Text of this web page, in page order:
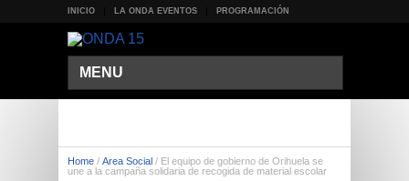
INICIO LA ONDA EVENTOS PROGRAMACIÓN
MENU
Home / Área Social / El equipo de gobierno de Orihuela se
une a la campaña solidaria de recogida de material escolar